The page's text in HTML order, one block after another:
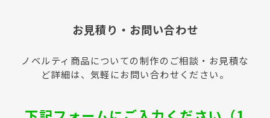
お見積り・お問い合わせ
ノベルティ商品についての制作のご相談・お見積な
ど詳細は、気軽にお問い合わせください。